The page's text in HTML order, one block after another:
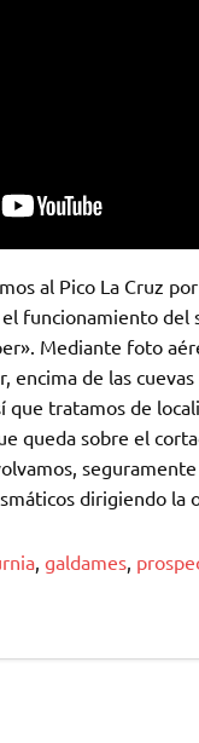
al Pico La Cruz
funcionamiento
Mediante foto
de las
que tratamos de
queda sobre el
dirigiendo la
, galdames,